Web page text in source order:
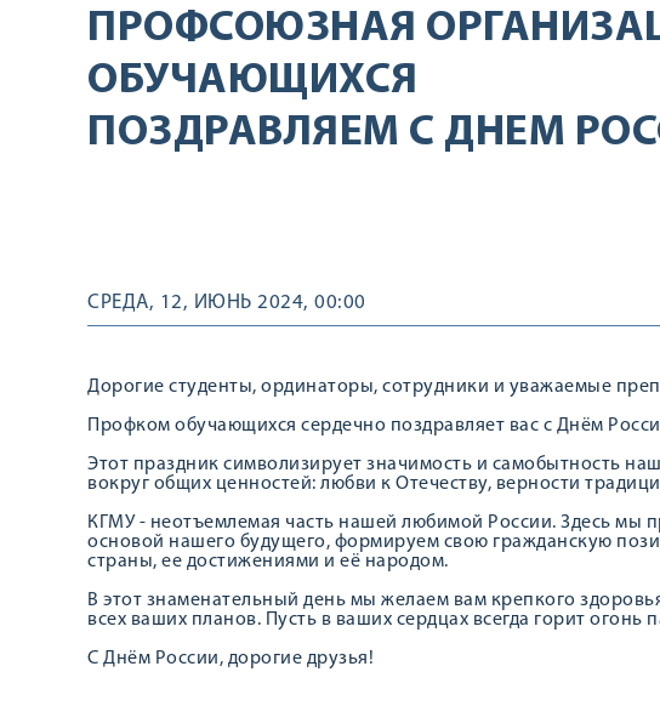
ПРОФСОЮЗНАЯ
ОБУЧАЮЩИХСЯ
ПОЗДРАВЛЯЕМ С ДНЕМ
СРЕДА, 12, ИЮНЬ 2024, 00:00
Дорогие студенты, ординаторы, сотрудники и уважаемые
Профком обучающихся сердечно поздравляет вас с Днём
Этот праздник символизирует значимость и самобытность
вокруг общих ценностей: любви к Отечеству, верности
КГМУ - неотъемлемая часть нашей любимой России. Здесь мы
основой нашего будущего, формируем свою гражданскую
страны, ее достижениями и её народом.
В этот знаменательный день мы желаем вам крепкого
всех ваших планов. Пусть в ваших сердцах всегда горит
С Днём России, дорогие друзья!